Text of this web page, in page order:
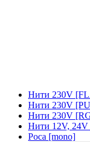
Нити 230V
Нити 230V
Нити 230V
Нити 12V,
Роса [mono]